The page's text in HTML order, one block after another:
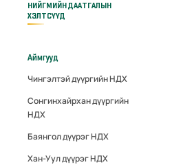
НИЙГМИЙН ДААТГАЛЫН
ХЭЛТСҮҮД
Аймгууд
Чингэлтэй дүүргийн НДХ
Сонгинхайрхан дүүргийн
НДХ
Баянгол дүүрэг НДХ
Хан-Уул дүүрэг НДХ